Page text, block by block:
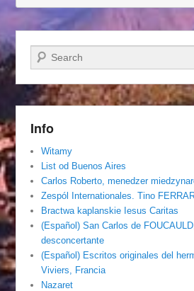
Szukaj
Info
Witamy
List od Buenos Aires
Carlos Roberto, menedzer
Zespól Internationales. Tino
Bractwa kaplanskie Iesus Caritas
(Español) San Carlos de
desconcertante
(Español) Escritos originales del
Viviers, Francia
Nazaret